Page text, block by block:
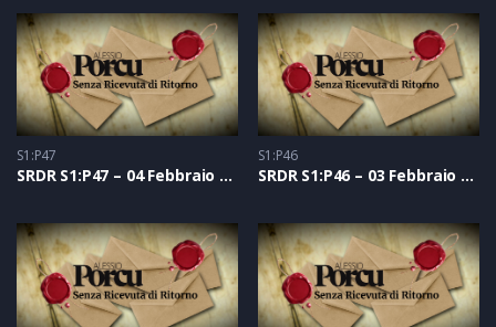
S1:P47
SRDR S1:P47 – 04 Febbraio 2021
S1:P46
SRDR S1:P46 – 03 Febbraio 2021